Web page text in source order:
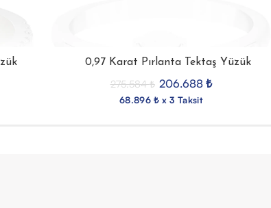
0,97 Karat Pırlanta Tektaş Yüzük
275.584₺ 206.688 ₺
68.896 ₺ x 3 Taksit